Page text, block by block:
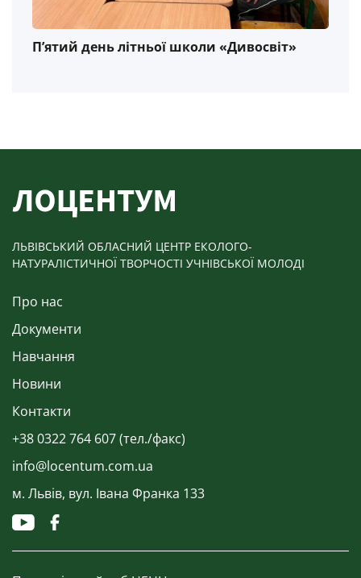
П’ятий день літньої школи «Дивосвіт»
ЛЬВІВСЬКИЙ ОБЛАСНИЙ ЦЕНТР ЕКОЛОГО-
НАТУРАЛІСТИЧНОЇ ТВОРЧОСТІ УЧНІВСЬКОЇ МОЛОДІ
Про нас
Документи
Навчання
Новини
Контакти
+38 0322 764 607 (тел./факс)
info@locentum.com.ua
м. Львів, вул. Івана Франка 133